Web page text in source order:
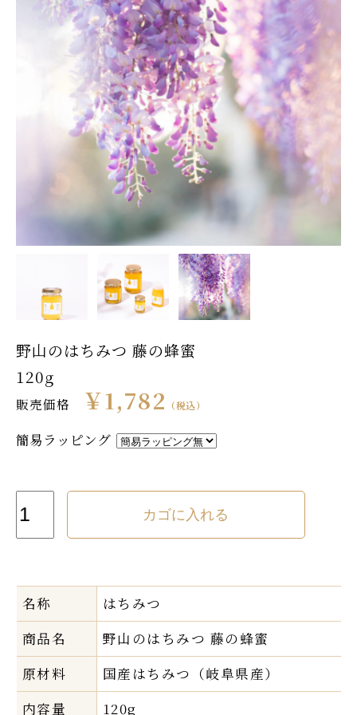
野山のはちみつ 藤の蜂蜜
120g
販売価格 ￥1,782 （税込）
簡易ラッピング
名称
はちみつ
商品名
野山のはちみつ 藤の蜂蜜
原材料
国産はちみつ（岐阜県産）
内容量
120g